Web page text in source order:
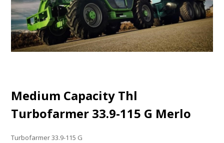
Medium Capacity Thl
Turbofarmer 33.9-115 G Merlo
Turbofarmer 33.9-115 G